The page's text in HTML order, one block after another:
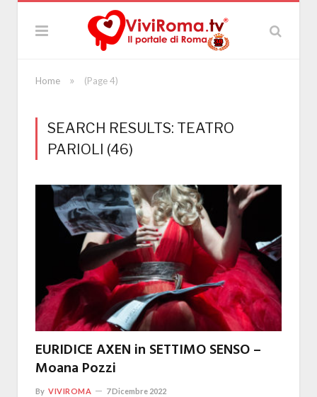
Home » (Page 4)
SEARCH RESULTS: TEATRO
PARIOLI (46)
EURIDICE AXEN in SETTIMO SENSO –
Moana Pozzi
By VIVIROMA 7 Dicembre 2022